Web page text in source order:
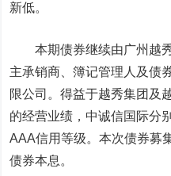
新低。
本期债券继续由广州越秀
主承销商、簿记管理人及债
限公司。得益于越秀集团及
的经营业绩，中诚信国际分
AAA信用等级。本次债券募
债券本息。